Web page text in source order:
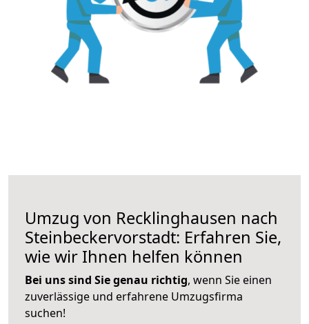
Umzug von Recklinghausen nach
Steinbeckervorstadt: Erfahren Sie,
wie wir Ihnen helfen können
Bei uns sind Sie genau richtig, wenn Sie einen
zuverlässige und erfahrene Umzugsfirma
suchen!